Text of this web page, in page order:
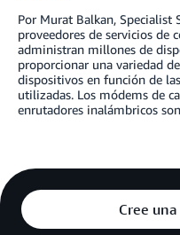
Por Murat Balkan,
proveedores de servicios de
administran millones de
proporcionar una variedad
dispositivos en función de
utilizadas. Los módems de
enrutadores inalámbricos
Cree